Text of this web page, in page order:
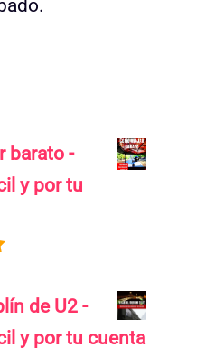
barato -
y por tu
de U2 -
y por tu cuenta